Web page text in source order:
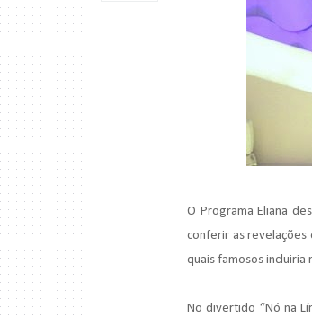
O Programa Eliana
conferir as revelações
quais famosos incluiria
No divertido “Nó na